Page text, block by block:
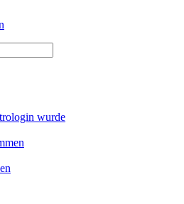
wurde